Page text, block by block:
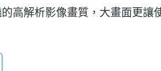
高解析影像畫質，大畫面更讓
務功能